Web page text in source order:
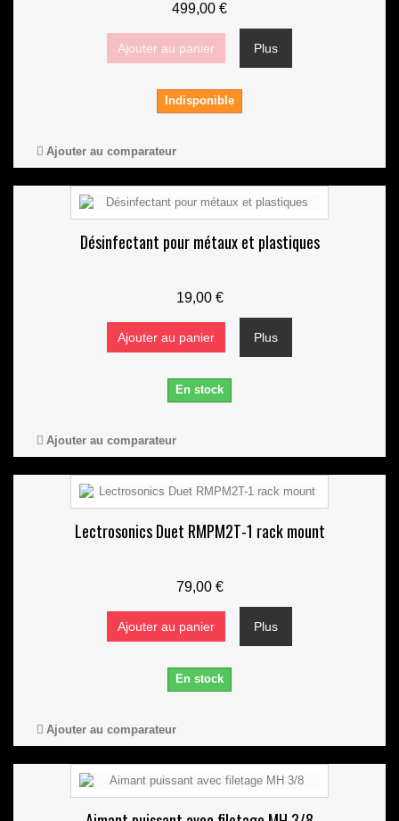
499,00 €
Ajouter au panier Plus
Indisponible
Ajouter au comparateur
Désinfectant pour métaux et plastiques
19,00 €
Ajouter au panier Plus
En stock
Ajouter au comparateur
Lectrosonics Duet RMPM2T-1 rack mount
79,00 €
Ajouter au panier Plus
En stock
Ajouter au comparateur